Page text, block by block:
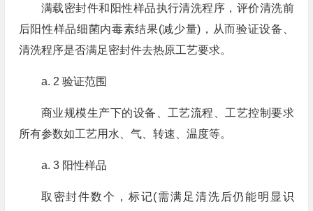
满载密封件和阳性样品执行清洗程序，评价清洗前
后阳性样品细菌内毒素结果(减少量)，从而验证设备、
清洗程序是否满足密封件去热原工艺要求。
a. 2 验证范围
商业规模生产下的设备、工艺流程、工艺控制要求
所有参数如工艺用水、气、转速、温度等。
a. 3 阳性样品
取密封件数个，标记(需满足清洗后仍能明显识